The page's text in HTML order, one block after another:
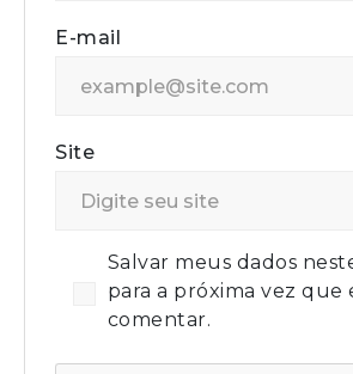
E-mail
Site
Salvar meus dados
para a próxima vez que
comentar.